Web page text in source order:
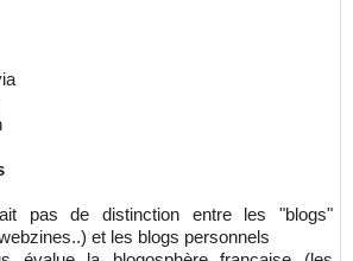
pas de distinction entre les "blogs"
et les blogs personnels